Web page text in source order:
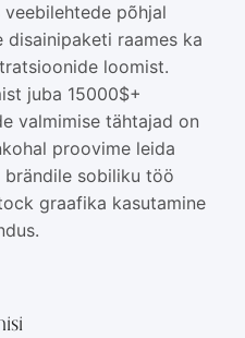
põhjal
disainipaketi raames ka
loomist.
juba 15000$+
valmimise tähtajad on
proovime leida
brändile sobiliku töö
graafika kasutamine